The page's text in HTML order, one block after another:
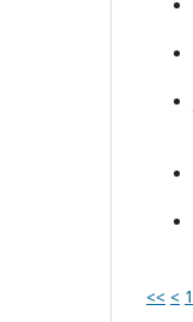
<< < 1